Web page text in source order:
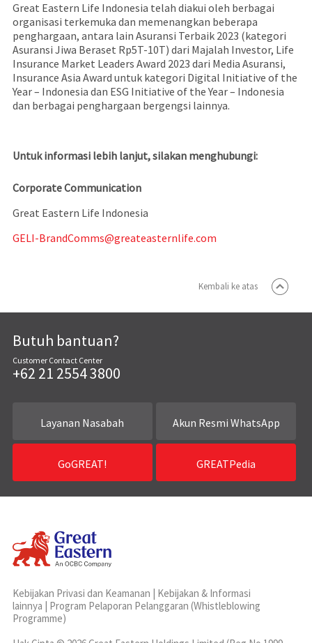
Great Eastern Life Indonesia telah diakui oleh berbagai
organisasi terkemuka dan memenangkan beberapa
penghargaan, antara lain Asuransi Terbaik 2023 (kategori
Asuransi Jiwa Beraset Rp5T-10T) dari Majalah Investor, Life
Insurance Market Leaders Award 2023 dari Media Asuransi,
Insurance Asia Award untuk kategori Digital Initiative of the
Year – Indonesia dan ESG Initiative of the Year – Indonesia
dan berbagai penghargaan bergengsi lainnya.
Untuk informasi lebih lanjut, silakan menghubungi:
Corporate Communication
Great Eastern Life Indonesia
GELI-BrandComms@greateasternlife.com
Kembali ke atas
Butuh bantuan?
Customer Contact Center
+62 21 2554 3800
Layanan Nasabah Akun Resmi WhatsApp
GoGREAT! GREATPedia
Kebijakan Privasi dan Keamanan | Kebijakan & Informasi
lainnya | Program Pelaporan Pelanggaran (Whistleblowing
Programme)